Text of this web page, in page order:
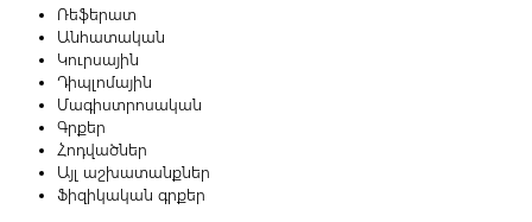
Ռեֆերատ
Անհատական
Կուրսային
Դիպլոմային
Մագիստրոսական
Գրքեր
Հոդվածներ
Այլ աշխատանքներ
Ֆիզիկական գրքեր